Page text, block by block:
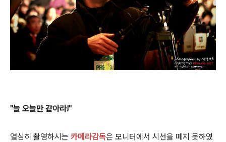
"늘 오늘만 같아라!"
열심히 촬영하시는 카메라감독은 모니터에서 시선을 떼지 못하였